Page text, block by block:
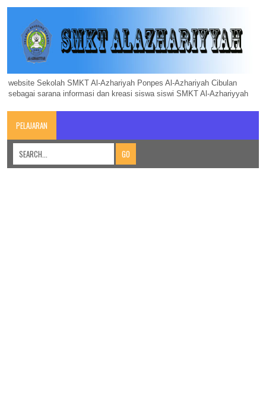
website Sekolah SMKT Al-Azhariyah Ponpes Al-Azhariyah Cibulan
sebagai sarana informasi dan kreasi siswa siswi SMKT Al-Azhariyyah
PELAJARAN